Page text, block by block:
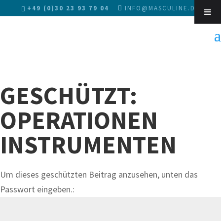
+49 (0)30 23 93 79 04 INFO@MASCULINE.DE
GESCHÜTZT:
OPERATIONEN
INSTRUMENTEN
Um dieses geschützten Beitrag anzusehen, unten das
Passwort eingeben.: